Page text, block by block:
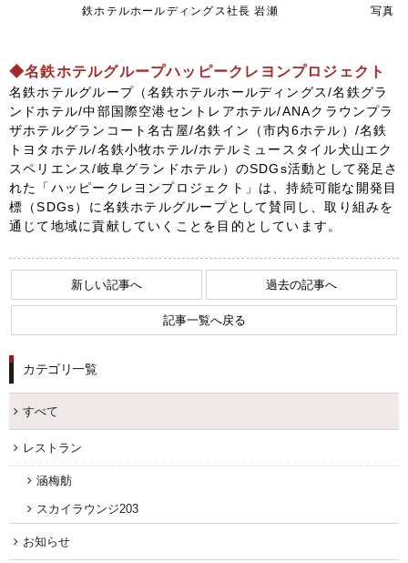
宿泊プラン一覧
鉄ホテルホールディングス社長 岩瀬
写真
◆名鉄ホテルグループハッピークレヨンプロジェクト
名鉄ホテルグループ（名鉄ホテルホールディングス/名鉄グラ
ンドホテル/中部国際空港セントレアホテル/ANAクラウンプラ
ザホテルグランコート名古屋/名鉄イン（市内6ホテル）/名鉄
トヨタホテル/名鉄小牧ホテル/ホテルミュースタイル犬山エク
スペリエンス/岐阜グランドホテル）のSDGs活動として発足さ
れた「ハッピークレヨンプロジェクト」は、持続可能な開発目
標（SDGs）に名鉄ホテルグループとして賛同し、取り組みを
通じて地域に貢献していくことを目的としています。
新しい記事へ
記事一覧へ戻る
過去の記事へ
カテゴリ一覧
すべて
レストラン
涵梅舫
スカイラウンジ203
お知らせ